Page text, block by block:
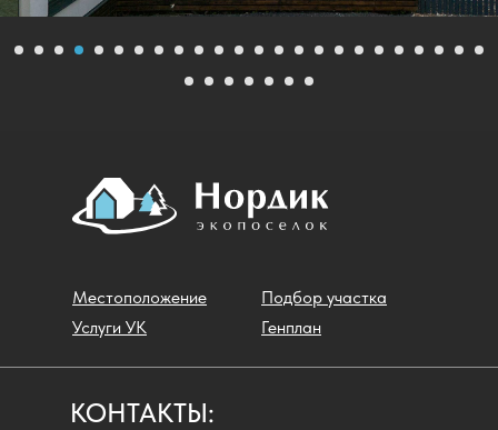
Местоположение
Подбор участка
Генплан
КОНТАКТЫ:
Услуги УК